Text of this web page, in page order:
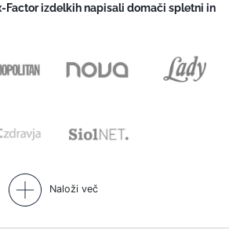
Factor izdelkih napisali domači spletni in
Naloži več